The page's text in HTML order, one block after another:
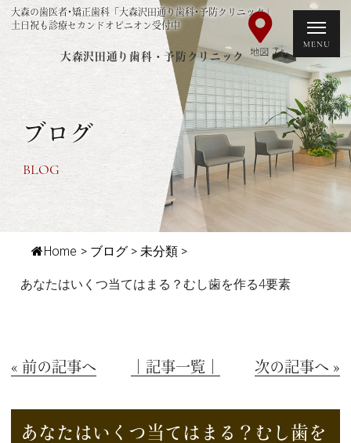
大森の歯医者･矯正歯科「大森沢田通り歯科･予防クリニック」
土日祝も診療セカンドオピニオン受付中
大森沢田通り歯科・予防クリニック
ブログ
BLOG
Home > ブログ > 未分類 >
あなたはいくつ当てはまる？むし歯を作る4要素
« 前の記事へ │記事一覧│ 次の記事へ »
あなたはいくつ当てはまる？むし歯を